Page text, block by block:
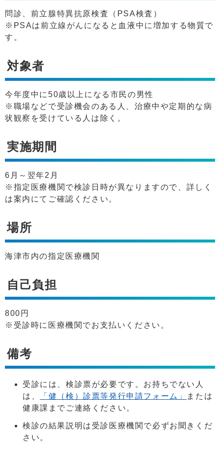
問診、前立腺特異抗原検査（PSA検査）
※PSAは前立線がんになると血液中に増加する物質で
す。
対象者
今年度中に50歳以上になる市民の男性
※職場などで受診機会のある人、治療中や定期的な病
状観察を受けている人は除く。
実施期間
6月～翌年2月
※指定医療機関で検診日時が異なりますので、詳しく
は案内にてご確認ください。
場所
海津市内の指定医療機関
自己負担
800円
※受診時に医療機関でお支払いください。
備考
受診には、検診票が必要です。お持ちでない人
は、
「健（検）診票等発行申請フォーム」
または
健康課までご連絡ください。
検診の結果説明は受診医療機関で必ずお聞きくだ
さい。